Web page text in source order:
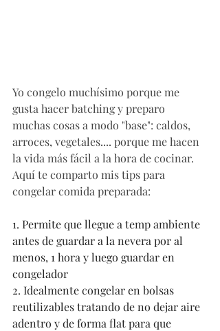
Yo congelo muchísimo porque me
gusta hacer batching y preparo
muchas cosas a modo "base": caldos,
arroces, vegetales.... porque me hacen
la vida más fácil a la hora de cocinar.
Aquí te comparto mis tips para
congelar comida preparada:
1. Permite que llegue a temp ambiente
antes de guardar a la nevera por al
menos, 1 hora y luego guardar en
congelador
2. Idealmente congelar en bolsas
reutilizables tratando de no dejar aire
adentro y de forma flat para que